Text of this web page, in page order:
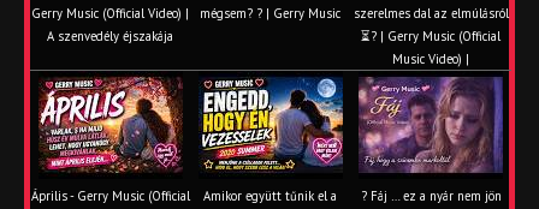
Gerry Music (Official Video) |
A szenvedély éjszakája
mégsem? ? | Gerry Music
szerelmes dal az elmúlásról
⏳? | Gerry Music (Official
Music Video) |
Április - Gerry Music (Official
Amikor együtt tűnik el a
? Fáj … ez a nyár nem jön